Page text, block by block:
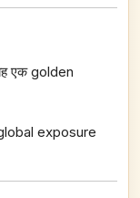
एक golden
exposure